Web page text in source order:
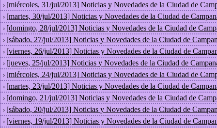
› [miércoles, 31/jul/2013] Noticias y Novedades de la Ciudad de
› [martes, 30/jul/2013] Noticias y Novedades de la Ciudad de
› [domingo, 28/jul/2013] Noticias y Novedades de la Ciudad de
› [sábado, 27/jul/2013] Noticias y Novedades de la Ciudad de
› [viernes, 26/jul/2013] Noticias y Novedades de la Ciudad de
› [jueves, 25/jul/2013] Noticias y Novedades de la Ciudad de
› [miércoles, 24/jul/2013] Noticias y Novedades de la Ciudad de
› [martes, 23/jul/2013] Noticias y Novedades de la Ciudad de
› [domingo, 21/jul/2013] Noticias y Novedades de la Ciudad de
› [sábado, 20/jul/2013] Noticias y Novedades de la Ciudad de
› [viernes, 19/jul/2013] Noticias y Novedades de la Ciudad de